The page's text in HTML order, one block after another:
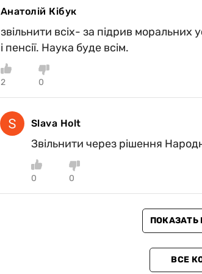
Анатолій Кібук
звільнити всіх- за підрив моральних
і пенсії. Наука буде всім.
2 0
Slava Holt
Звільнити через рішення
0 0
ПОКАЗАТЬ
ВСЕ